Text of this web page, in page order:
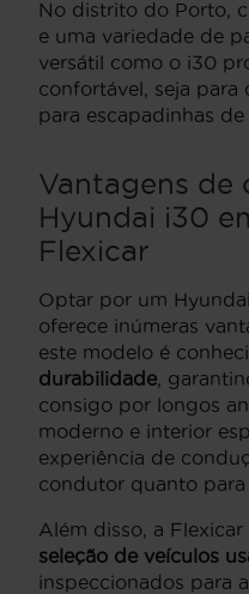
No distrito do Porto,
e uma variedade de
versátil como o i30
confortável, seja para
para escapadinhas de
Vantagens de
Hyundai i30
Flexicar
Optar por um
oferece inúmeras
este modelo é
durabilidade ,
consigo por longos
moderno e interior
experiência de
condutor quanto para
Além disso, a
seleção de veículos
inspeccionados para